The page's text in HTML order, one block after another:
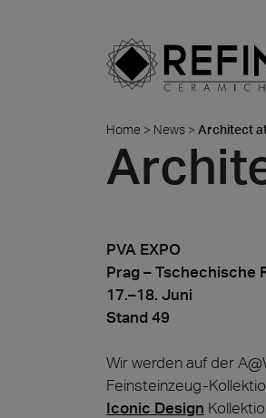
Objektbereich
Ambiente
Formate
Feinsteinzeug
Warum ist
FAQ
Hervogehoben
Residential
Bars und
Büros und
Öffentlichen
BIM
Fliesen
Verlegehilfe
Zertifizierungen
News
Refin DTS –
Explorations
Oliver Laric
Glint by
Unternehmen
Refin
Made in Italy
Anfahrt und
Home > News > Architect
PVA EXPO
Prag – Tschechische
17.–18. Juni
Stand 49
Wir werden auf der
Feinsteinzeug-
Iconic Design